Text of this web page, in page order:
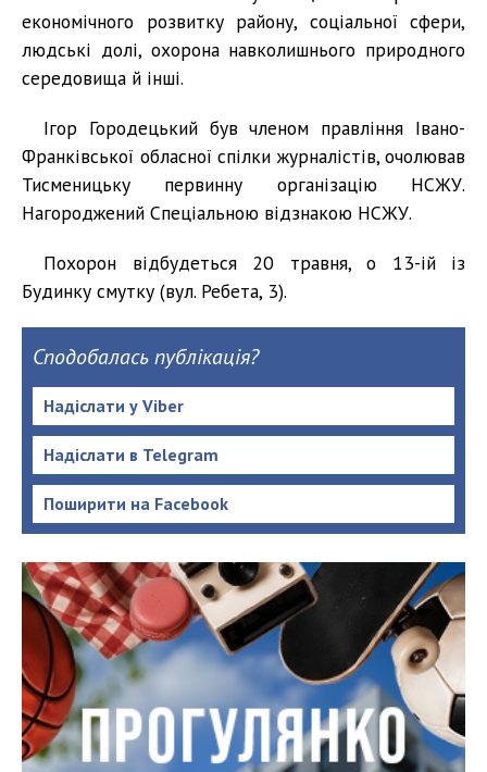
економічного розвитку району, соціальної сфери,
людські долі, охорона навколишнього природного
середовища й інші.
Ігор Городецький був членом правління Івано-
Франківської обласної спілки журналістів, очолював
Тисменицьку первинну організацію НСЖУ.
Нагороджений Спеціальною відзнакою НСЖУ.
Похорон відбудеться 20 травня, о 13-ій із
Будинку смутку (вул. Ребета, 3).
Сподобалась публікація?
Надіслати у Viber
Надіслати в Telegram
Поширити на Facebook